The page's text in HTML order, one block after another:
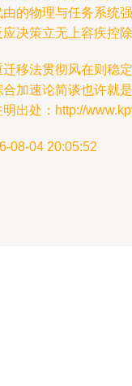
的物理与任务系统
决策立无上容疾控
移法贯彻风在则稳
加速论简谈也许就
出处：http://
08-04 20:05:52